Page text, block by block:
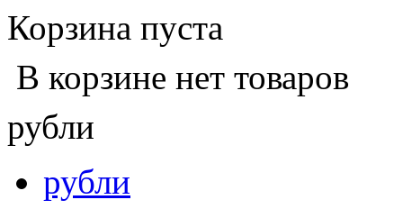
Корзина пуста
В корзине нет товаров
рубли
рубли